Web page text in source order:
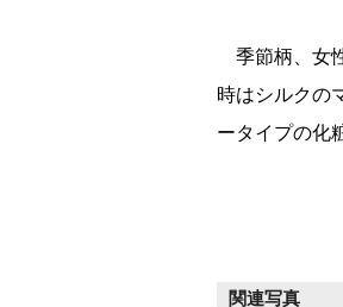
季節柄、女
時はシルクの
ータイプの化
関連写真